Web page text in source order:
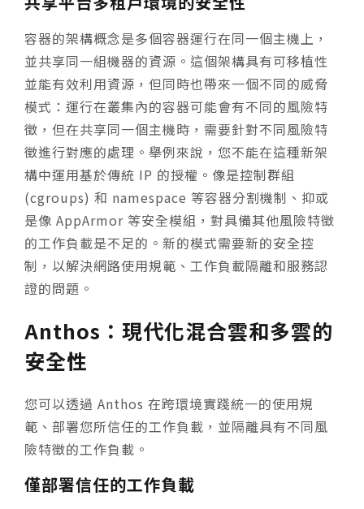
容器的架構概念是多個容器運行在同一個主機上，
並共享同一組機器的資源。這個架構具有可移植性
並能有效利用資源，但同時也帶來一個不同的威脅
模式：運行在叢集內的容器可能會有不同的風險特
徵，但在共享同一個主機時，需要針對不同風險特
徵進行對應的處理。舉例來說，您不能在這種新架
構中運用基於傳統 IP 的授權。像是控制群組
(cgroups) 和 namespace 等容器分割機制、抑或
是像 AppArmor 等安全模組，對具備其他風險特徵
的工作負載是不足的。新的模式需要新的安全控
制，以解決網路使用規範、工作負載隔離和服務認
證的問題。
Anthos：現代化混合雲和多雲的
安全性
您可以透過 Anthos 在跨環境實踐統一的使用規
範、部署您所信任的工作負載，並隔離具有不同風
險特徵的工作負載。
僅部署信任的工作負載